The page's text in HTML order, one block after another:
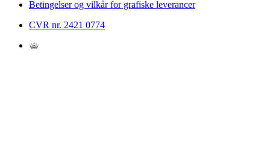
Betingelser og vilkår for grafiske leverancer
CVR nr. 2421 0774